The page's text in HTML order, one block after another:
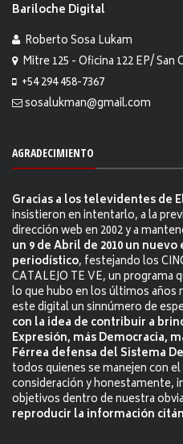
Bariloche Digital
Roberto Sosa Lukam
Mitre 125 - Oficina 122 EP/ San
+54 294 458-7367
sosalukman@gmail.com
AGRADECIMIENTO
Gracias a los televidentes de
insistieron en intentarlo, a la
dirección web en 2002 y a
un 9 de Abril de 2010 un
periodístico, festejando los
CATALEJO TE VE, un programa
lo que hubo en los últimos años
este digital un sinnúmero de
con la idea de contribuir a
Expresión, más Democracia,
Férrea defensa del Sistema
todos quienes se manejen con
consideración y honestamente,
objetivos dentro de nuestra
reproducir la información